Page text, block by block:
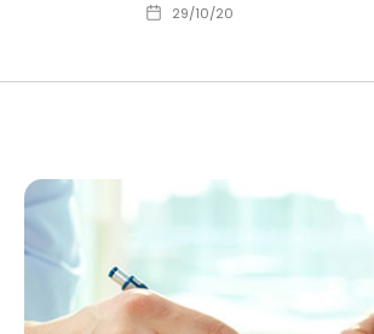
29/10/20